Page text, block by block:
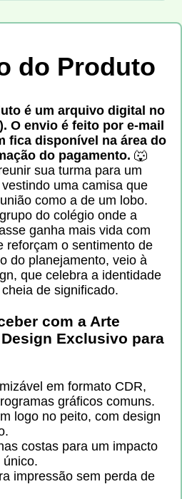
do Produto
é um arquivo digital no
O envio é feito por e-mail
fica disponível na área do
do pagamento. 🐺
sua turma para um
uma camisa que
como a de um lobo.
do colégio onde a
ganha mais vida com
reforçam o sentimento de
do planejamento, veio à
que celebra a identidade
de significado.
com a Arte
Exclusivo para
em formato CDR,
gráficos comuns.
logo no peito, com design
costas para um impacto
único.
impressão sem perda de